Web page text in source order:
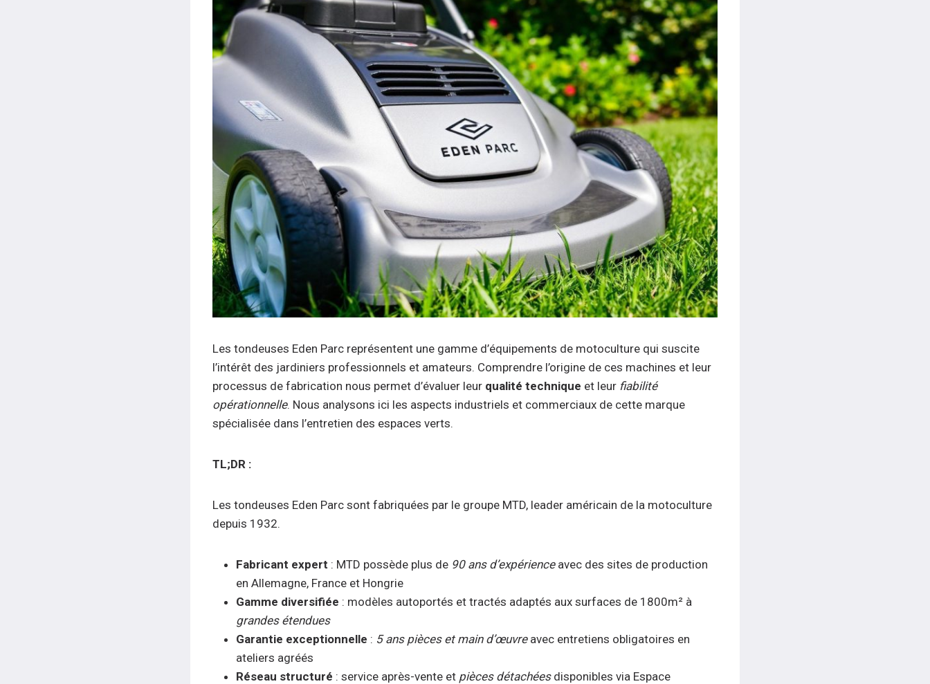
Les tondeuses Eden Parc représentent une gamme d’équipements de motoculture qui suscite
l’intérêt des jardiniers professionnels et amateurs. Comprendre l’origine de ces machines et leur
processus de fabrication nous permet d’évaluer leur qualité technique et leur fiabilité
opérationnelle. Nous analysons ici les aspects industriels et commerciaux de cette marque
spécialisée dans l’entretien des espaces verts.
TL;DR :
Les tondeuses Eden Parc sont fabriquées par le groupe MTD, leader américain de la motoculture
depuis 1932.
Fabricant expert : MTD possède plus de 90 ans d’expérienceavec des sites de production
en Allemagne, France et Hongrie
Gamme diversifiée : modèles autoportés et tractés adaptés aux surfaces de 1800m² à
grandes étendues
Garantie exceptionnelle : 5 ans pièces et main d’œuvreavec entretiens obligatoires en
ateliers agréés
Réseau structuré : service après-vente et pièces détachéesdisponibles via Espace